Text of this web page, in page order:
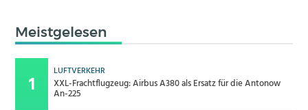
Meistgelesen
LUFTVERKEHR
XXL-Frachtflugzeug: Airbus A380 als Ersatz für die Antonow
An-225